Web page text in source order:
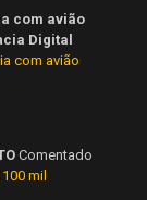
com avião
Digital
com avião
Comentado
mil